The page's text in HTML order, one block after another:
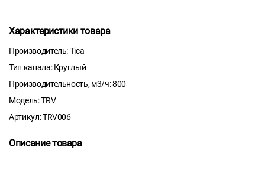
Характеристики товара
Производитель: Tica
Тип канала: Круглый
Производительность, м3/ч: 800
Модель: TRV
Артикул: TRV006
Описание товара